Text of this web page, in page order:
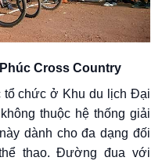
Cross Country
tổ chức ở Khu du lịch Đại
thuộc hệ thống giải
dành cho đa dạng đối
thao. Đường đua với